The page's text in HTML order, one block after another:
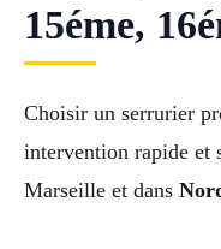
15éme,
Choisir un serrurier
intervention rapide et
Marseille et dans